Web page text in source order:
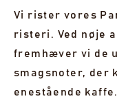
Vi rister vores
risteri. Ved nøje
fremhæver vi de
smagsnoter, der
enestående